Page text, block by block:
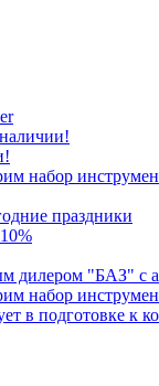
набор
праздники
дилером "БАЗ" с
набор
в подготовке к